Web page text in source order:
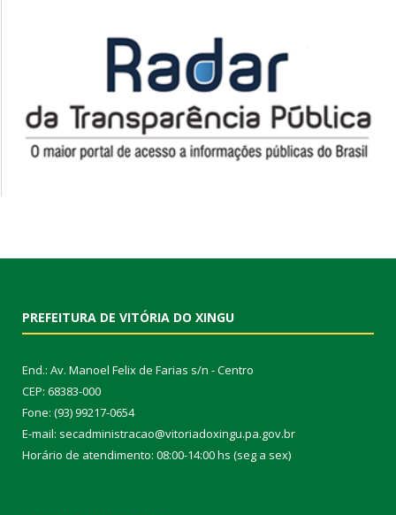
PREFEITURA DE VITÓRIA DO XINGU
End.: Av. Manoel Felix de Farias s/n - Centro
CEP: 68383-000
Fone: (93) 99217-0654
E-mail: secadministracao@vitoriadoxingu.pa.gov.br
Horário de atendimento: 08:00-14:00 hs (seg a sex)